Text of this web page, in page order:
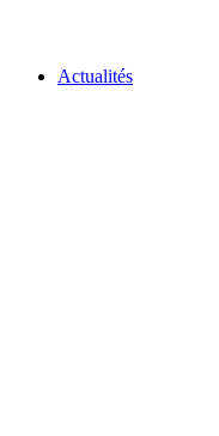
Actualités